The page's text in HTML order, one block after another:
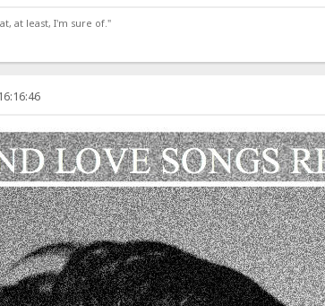
at least, I'm sure of."